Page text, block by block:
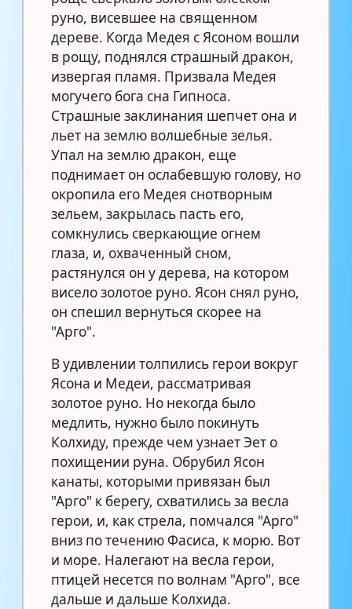
руно, висевшее на священном
дереве. Когда Медея с Ясоном вошли
в рощу, поднялся страшный дракон,
извергая пламя. Призвала Медея
могучего бога сна Гипноса.
Страшные заклинания шепчет она и
льет на землю волшебные зелья.
Упал на землю дракон, еще
поднимает он ослабевшую голову, но
окропила его Медея снотворным
зельем, закрылась пасть его,
сомкнулись сверкающие огнем
глаза, и, охваченный сном,
растянулся он у дерева, на котором
висело золотое руно. Ясон снял руно,
он спешил вернуться скорее на
"Арго".
В удивлении толпились герои вокруг
Ясона и Медеи, рассматривая
золотое руно. Но некогда было
медлить, нужно было покинуть
Колхиду, прежде чем узнает Эет о
похищении руна. Обрубил Ясон
канаты, которыми привязан был
"Арго" к берегу, схватились за весла
герои, и, как стрела, помчался "Арго"
вниз по течению Фасиса, к морю. Вот
и море. Налегают на весла герои,
птицей несется по волнам "Арго", все
дальше и дальше Колхида.